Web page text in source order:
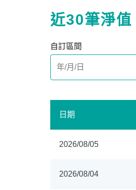
近30筆淨值
自訂區間
日期
2026/08/05
2026/08/04